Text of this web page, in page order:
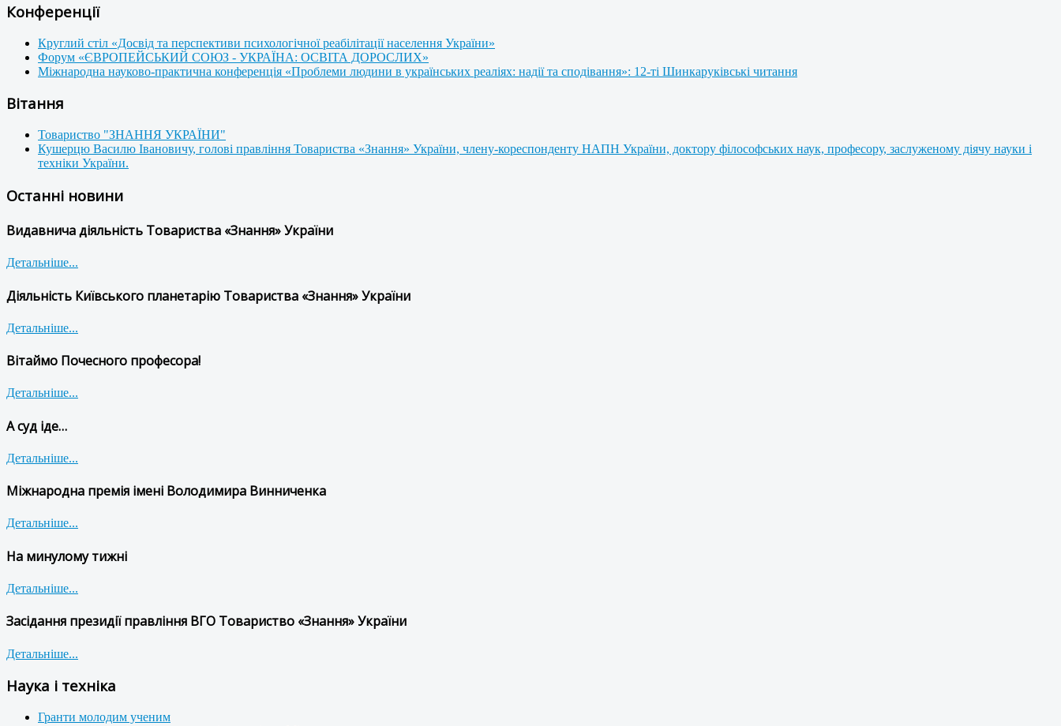
Конференції
Круглий стіл «Досвід та перспективи психологічної реабілітації населення України»
Форум «ЄВРОПЕЙСЬКИЙ СОЮЗ - УКРАЇНА: ОСВІТА ДОРОСЛИХ»
Міжнародна науково-практична конференція «Проблеми людини в українських реаліях: надії та сподівання»: 12-ті Шинкаруківські читання
Вітання
Товариство "ЗНАННЯ УКРАЇНИ"
Кушерцю Василю Івановичу, голові правління Товариства «Знання» України, члену-кореспонденту НАПН України, доктору філософських наук, професору, заслуженому діячу науки і
техніки України.
Останні новини
Видавнича діяльність Товариства «Знання» України
Детальніше...
Діяльність Київського планетарію Товариства «Знання» України
Детальніше...
Вітаймо Почесного професора!
Детальніше...
А суд іде…
Детальніше...
Міжнародна премія імені Володимира Винниченка
Детальніше...
На минулому тижні
Детальніше...
Засідання президії правління ВГО Товариство «Знання» України
Детальніше...
Наука і техніка
Гранти молодим ученим